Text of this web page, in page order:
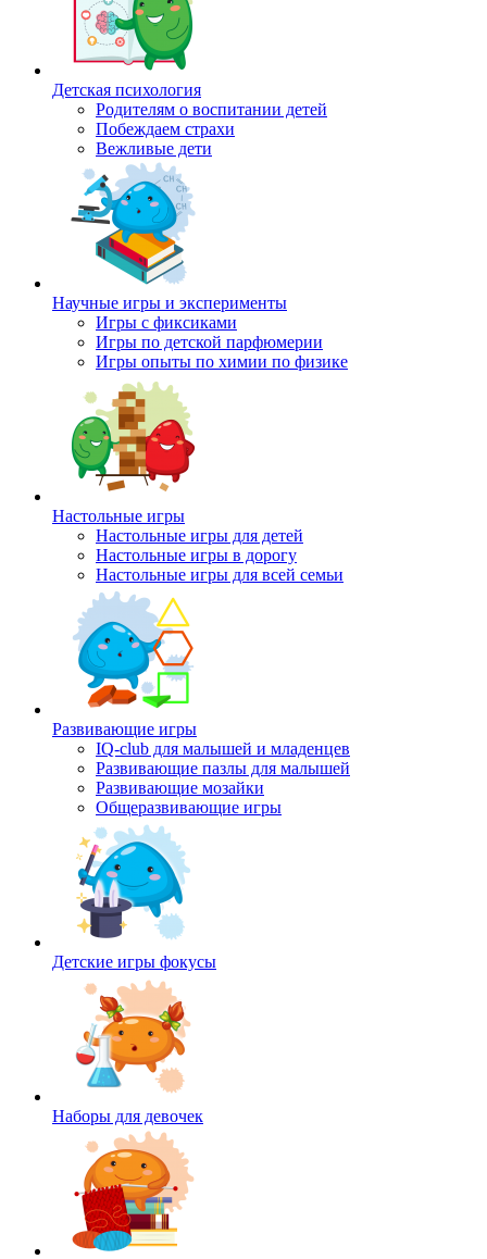
Детская психология
Родителям о воспитании детей
Побеждаем страхи
Вежливые дети
Научные игры и эксперименты
Игры с фиксиками
Игры по детской парфюмерии
Игры опыты по химии по физике
Настольные игры
Настольные игры для детей
Настольные игры в дорогу
Настольные игры для всей семьи
Развивающие игры
IQ-club для малышей и младенцев
Развивающие пазлы для малышей
Развивающие мозайки
Общеразвивающие игры
Детские игры фокусы
Наборы для девочек